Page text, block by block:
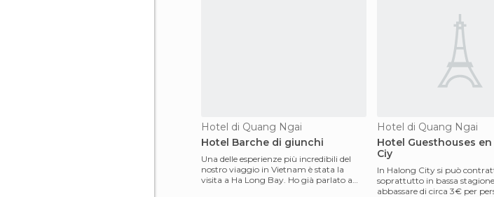
Hotel di Quang Ngai
Hotel Barche di giunchi
Una delle esperienze più incredibili del
nostro viaggio in Vietnam è stata la
visita a Ha Long Bay. Ho già parlato a
Hotel di Quang Ngai
Hotel Guesthouses
Ciy
In Halong City si può
soprattutto in bassa
abbassare di circa 3€ per